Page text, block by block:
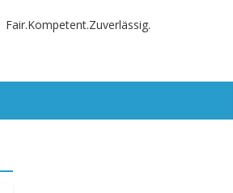
Fair.Kompetent.Zuverlässig.